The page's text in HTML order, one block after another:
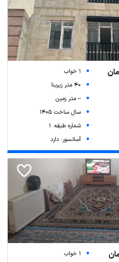
1 خواب
40 متر زیربنا
-- متر زمین
سال ساخت 1405
شماره طبقه: 1
آسانسور: دارد
1 خواب